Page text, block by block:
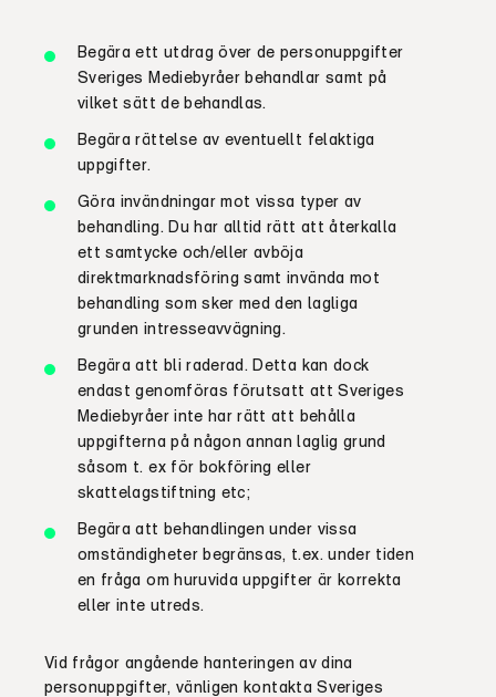
Begära ett utdrag över de personuppgifter
SverigesMediebyråer behandlar samt på
vilket sätt de behandlas.
Begära rättelse av eventuellt felaktiga
uppgifter.
Göra invändningar mot vissa typer av
behandling. Du har alltid rätt att återkalla
ett samtycke och/eller avböja
direktmarknadsföring samt invända mot
behandling som sker med den lagliga
grunden intresseavvägning.
Begära att bli raderad. Detta kan dock
endast genomföras förutsatt att Sveriges
Mediebyråerinte har rätt att behålla
uppgifterna på någon annan laglig grund
såsom t. ex för bokföring eller
skattelagstiftning etc;
Begära att behandlingen under vissa
omständigheter begränsas, t.ex. under tiden
en fråga om huruvida uppgifter är korrekta
eller inte utreds.
Vid frågor angående hanteringen av dina
personuppgifter, vänligen kontakta Sveriges